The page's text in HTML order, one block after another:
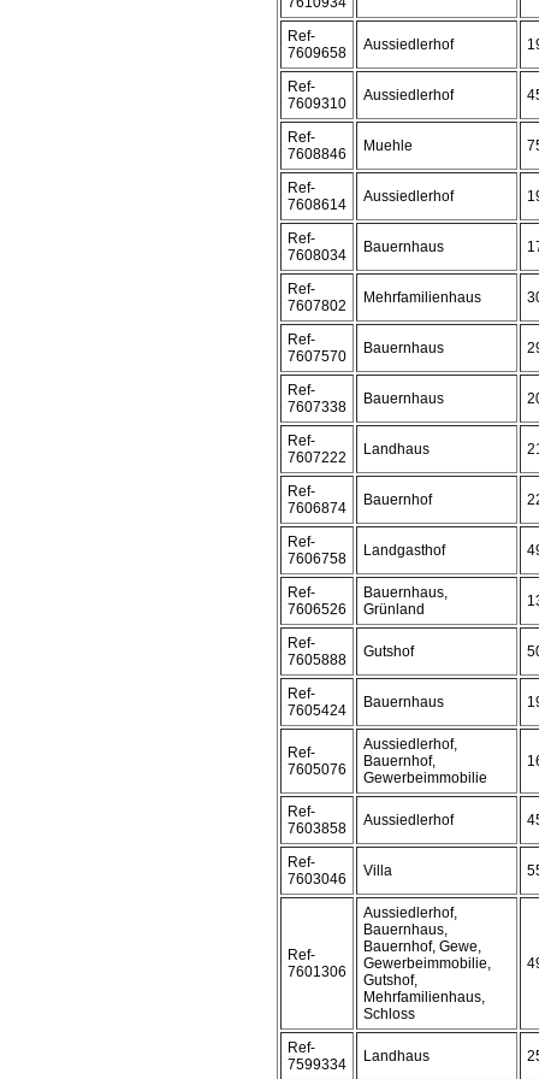
Ref-
7609658
Aussiedlerhof
Ref-
7609310
Aussiedlerhof
Ref-
7608846
Muehle
Ref-
7608614
Aussiedlerhof
Ref-
7608034
Bauernhaus
Ref-
7607802
Mehrfamilienhaus
Ref-
7607570
Bauernhaus
Ref-
7607338
Bauernhaus
Ref-
7607222
Landhaus
Ref-
7606874
Bauernhof
Ref-
7606758
Landgasthof
Ref-
7606526
Bauernhaus,
Grünland
Ref-
7605888
Gutshof
Ref-
7605424
Bauernhaus
Ref-
7605076
Aussiedlerhof,
Bauernhof,
Gewerbeimmobilie
Ref-
7603858
Aussiedlerhof
Ref-
7603046
Villa
Ref-
7601306
Aussiedlerhof,
Bauernhaus,
Bauernhof, Gewe,
Gewerbeimmobilie,
Gutshof,
Mehrfamilienhaus,
Schloss
Ref-
7599334
Landhaus